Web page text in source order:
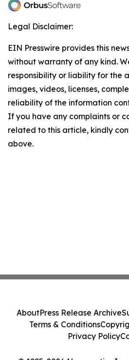
Legal Disclaimer:
EIN Presswire provides this
without warranty of any kind.
responsibility or liability for the
images, videos, licenses,
reliability of the information
If you have any complaints or
related to this article, kindly
above.
AboutPress Release Archive
Terms & Conditions
Privacy Policy